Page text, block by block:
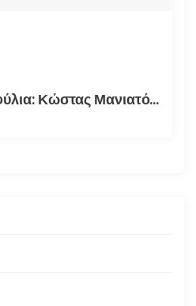
Περσινά Ξινά Σταφύλια: Κώστας Μανιατόπουλος “Αυτοσκατατροφή”, Έκθεση 2018